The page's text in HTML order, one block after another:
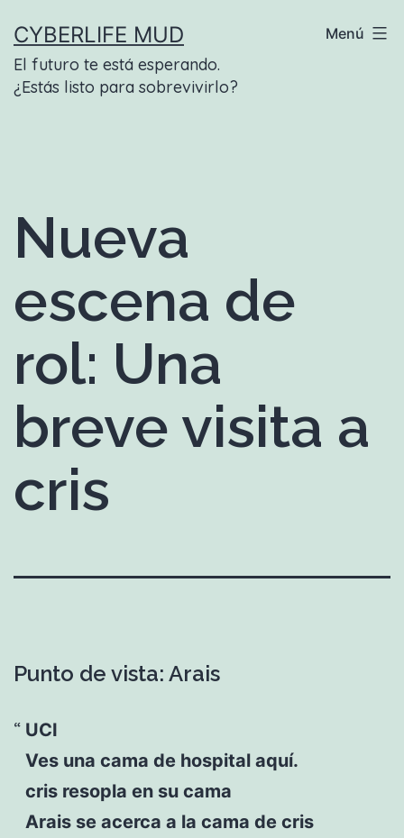
contenido
CYBERLIFE MUD
El futuro te está esperando.
¿Estás listo para sobrevivirlo?
Menú
Nueva
escena de
rol: Una
breve visita a
cris
Punto de vista: Arais
UCI
Ves una cama de hospital aquí.
cris resopla en su cama
Arais se acerca a la cama de cris